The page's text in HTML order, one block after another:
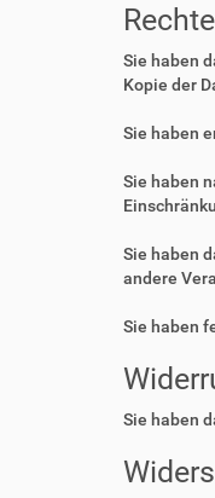
Sie haben
Kopie der
Sie haben
Sie haben
Sie haben
andere
Sie haben
Sie haben